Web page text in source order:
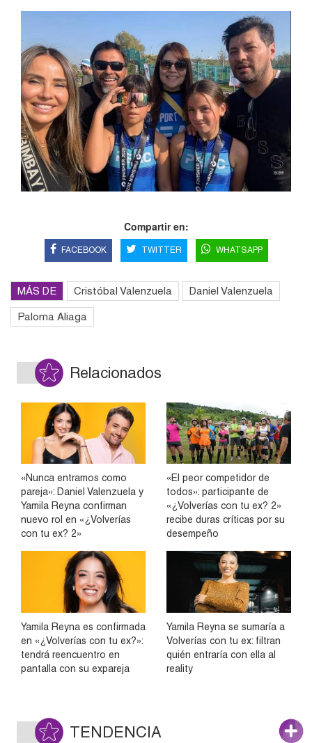
Compartir en:
FACEBOOK TWITTER WHATSAPP
MÁS DE Cristóbal Valenzuela Daniel Valenzuela
Paloma Aliaga
Relacionados
«Nunca entramos como
pareja»: Daniel Valenzuela y
Yamila Reyna confirman
nuevo rol en «¿Volverías
con tu ex? 2»
«El peor competidor de
todos»: participante de
«¿Volverías con tu ex? 2»
recibe duras críticas por su
desempeño
Yamila Reyna es confirmada
en «¿Volverías con tu ex?»:
tendrá reencuentro en
pantalla con su expareja
Yamila Reyna se sumaría a
Volverías con tu ex: filtran
quién entraría con ella al
reality
TENDENCIA